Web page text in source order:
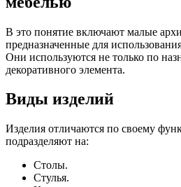
В это понятие включают малые
предназначенные для
Они используются не только по
декоративного элемента.
Виды изделий
Изделия отличаются по своему
подразделяют на:
Столы.
Стулья.